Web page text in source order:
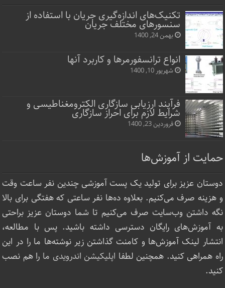
تکنیک‌های اندازه‌گیری جریان با استفاده از
سنسورهای مختلف جریان
بهمن 24, 1400
انواع ترانسفورمرها و کاربرد آنها
شهریور 10, 1400
فرآیند ارزیابی سازگاری الکترومغناطیسی و
شرایط لازم برای احراز سازگاری
فروردین 23, 1400
حمایت از آموزش‌ها
دوستان عزیز برای تولید یک پست آموزشی چندین نفر ساعت‌ وقت
و هزینه صرف می‌کنیم. بعلاوه ده‌ها نفر ساعتی که هفتگی برای بالا
نگه داشتن وب‌سایت صرف ‌می‌کنیم تا شما دوستان عزیز براحتی
به آموزش‌های رایگان دسترسی داشته باشید. پس با مطالعه،
انتشار لینک‌ آموزش‌ها و کامنت گذاشتن زیر نوشته‌‌ها ما را در این
راه همراهی کنید. همچنین لطفا اپلیکیشن اندرویدی ما را هم نصب
کنید.